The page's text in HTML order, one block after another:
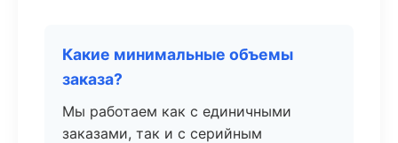
Какие минимальные объемы
заказа?
Мы работаем как с единичными
заказами, так и с серийным